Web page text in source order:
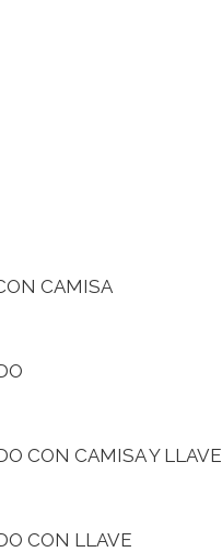
CAMISA
CON CAMISA Y LLAVE
CON LLAVE